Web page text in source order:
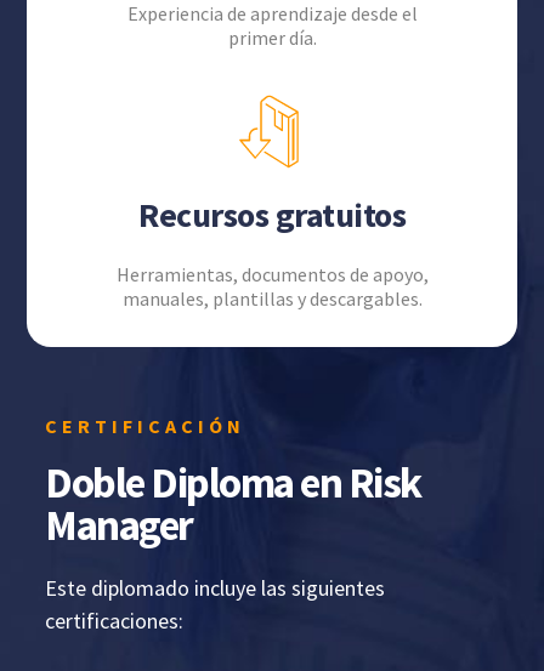
Experiencia de aprendizaje desde el
primer día.
Recursos gratuitos
Herramientas, documentos de apoyo,
manuales, plantillas y descargables.
CERTIFICACIÓN
Doble Diploma en Risk
Manager
Este diplomado incluye las siguientes
certificaciones: